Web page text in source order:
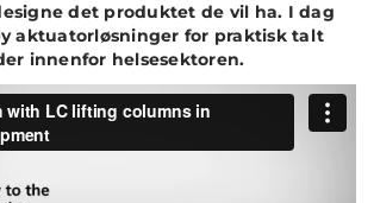
det produktet de vil ha. I dag
aktuatorløsninger for praktisk talt
innenfor helsesektoren.